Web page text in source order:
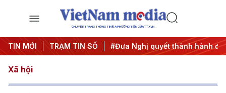
CHUYÊN TRANG THÔNG TIN ĐA PHƯƠNG TIỆN CỦA TTXVN
TIN MỚI TRẠM TIN SỐ
#Hội nghị Trung ương 3 #Đưa Nghị quyết thành hành động
Xã hội